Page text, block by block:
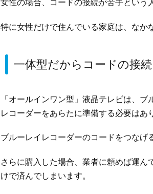
特に女性だけで住んでいる家庭は、なか
一体型だからコードの接
「オールインワン型」液晶テレビは、
レコーダーをあらたに準備する必要はあ
ブルーレイレコーダーのコードをつなげ
さらに購入した場合、業者に頼めば運
けで済んでしまいます。